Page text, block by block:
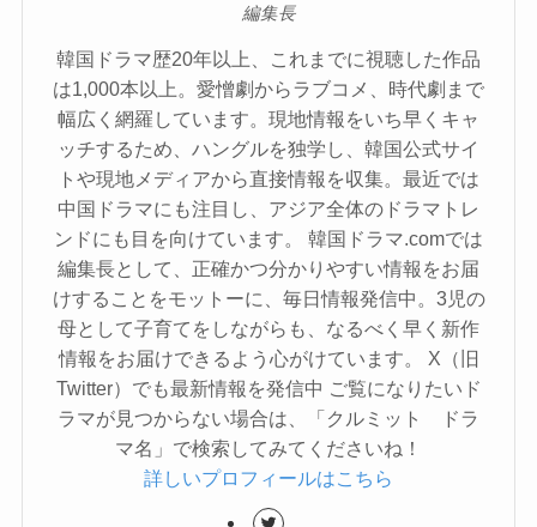
編集長
韓国ドラマ歴20年以上、これまでに視聴した作品
は1,000本以上。愛憎劇からラブコメ、時代劇まで
幅広く網羅しています。現地情報をいち早くキャ
ッチするため、ハングルを独学し、韓国公式サイ
トや現地メディアから直接情報を収集。最近では
中国ドラマにも注目し、アジア全体のドラマトレ
ンドにも目を向けています。 韓国ドラマ.comでは
編集長として、正確かつ分かりやすい情報をお届
けすることをモットーに、毎日情報発信中。3児の
母として子育てをしながらも、なるべく早く新作
情報をお届けできるよう心がけています。 X（旧
Twitter）でも最新情報を発信中 ご覧になりたいド
ラマが見つからない場合は、「クルミット ドラ
マ名」で検索してみてくださいね！
詳しいプロフィールはこちら